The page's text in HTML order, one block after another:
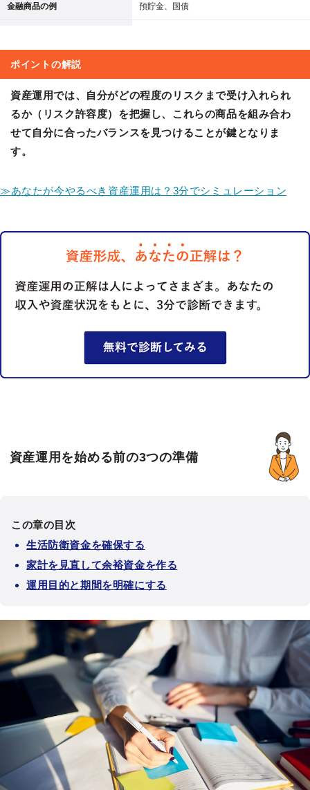
金融商品の例 預貯金、国債
ポイントの解説
資産運用では、自分がどの程度のリスクまで受け入れられ
るか（リスク許容度）を把握し、これらの商品を組み合わ
せて自分に合ったバランスを見つけることが鍵となりま
す。
≫あなたが今やるべき資産運用は？3分でシミュレーション
資産運用を始める前の3つの準備
この章の目次
生活防衛資金を確保する
家計を見直して余裕資金を作る
運用目的と期間を明確にする